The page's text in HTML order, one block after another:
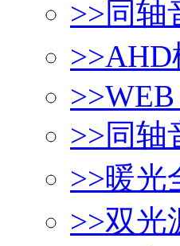
>>同轴
>>AHD
>>
>>同轴
>>暖光
>>双光